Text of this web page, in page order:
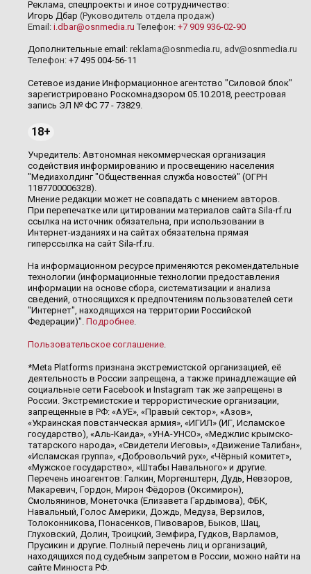
Реклама, спецпроекты и иное сотрудничество:
Игорь Дбар (Руководитель отдела продаж)
Email: i.dbar@osnmedia.ru Телефон: +7 909 936-02-90
Дополнительные email: reklama@osnmedia.ru, adv@osnmedia.ru
Телефон: +7 495 004-56-11
Сетевое издание Информационное агентство "Силовой блок"
зарегистрировано Роскомнадзором 05.10.2018, реестровая
запись ЭЛ № ФС 77 - 73829.
18+
Учредитель: Автономная некоммерческая организация
содействия информированию и просвещению населения
"Медиахолдинг "Общественная служба новостей" (ОГРН
1187700006328).
Мнение редакции может не совпадать с мнением авторов.
При перепечатке или цитировании материалов сайта Sila-rf.ru
ссылка на источник обязательна, при использовании в
Интернет-изданиях и на сайтах обязательна прямая
гиперссылка на сайт Sila-rf.ru.
На информационном ресурсе применяются рекомендательные
технологии (информационные технологии предоставления
информации на основе сбора, систематизации и анализа
сведений, относящихся к предпочтениям пользователей сети
"Интернет", находящихся на территории Российской
Федерации)". Подробнее.
Пользовательское соглашение.
*Meta Platforms признана экстремистской организацией, её
деятельность в России запрещена, а также принадлежащие ей
социальные сети Facebook и Instagram так же запрещены в
России. Экстремистские и террористические организации,
запрещенные в РФ: «АУЕ», «Правый сектор», «Азов»,
«Украинская повстанческая армия», «ИГИЛ» (ИГ, Исламское
государство), «Аль-Каида», «УНА-УНСО», «Меджлис крымско-
татарского народа», «Свидетели Иеговы», «Движение Талибан»,
«Исламская группа», «Добровольчий рух», «Чёрный комитет»,
«Мужское государство», «Штабы Навального» и другие.
Перечень иноагентов: Галкин, Моргенштерн, Дудь, Невзоров,
Макаревич, Гордон, Мирон Фёдоров (Оксимирон),
Смольянинов, Монеточка (Елизавета Гардымова), ФБК,
Навальный, Голос Америки, Дождь, Медуза, Верзилов,
Толоконникова, Понасенков, Пивоваров, Быков, Шац,
Глуховский, Долин, Троицкий, Земфира, Гудков, Варламов,
Прусикин и другие. Полный перечень лиц и организаций,
находящихся под судебным запретом в России, можно найти на
сайте Минюста РФ.